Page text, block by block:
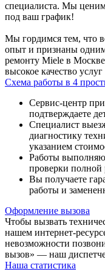
специалиста. Мы
под ваш график!
Мы гордимся тем, что
опыт и признаны
ремонту Miele в
высокое качество
Схема работы в 4
Сервис-центр
подтверждаете
Специалист
диагностику
указанием
Работы
проверки полной
Вы получаете
работы и
Оформление вызова
Чтобы вызвать
нашем интернет-
невозможности
вызов» — наш
Наша статистика